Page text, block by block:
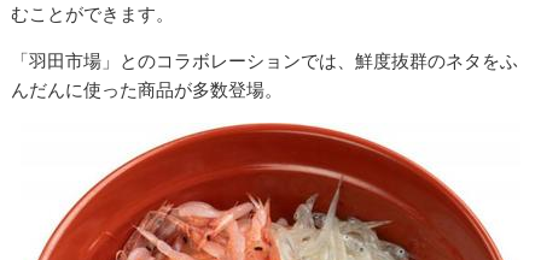
むことができます。
「羽田市場」とのコラボレーションでは、鮮度抜群のネタをふ
んだんに使った商品が多数登場。